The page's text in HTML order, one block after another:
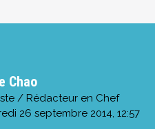
Chao
/ Rédacteur en Chef
26 septembre 2014, 12:57